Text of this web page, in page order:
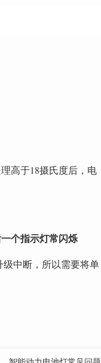
高于18摄氏度后，电
个指示灯常闪烁
中断，所以需要将单